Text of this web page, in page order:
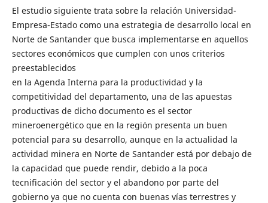
El estudio siguiente trata sobre la relación Universidad-
Empresa-Estado como una estrategia de desarrollo local en
Norte de Santander que busca implementarse en aquellos
sectores económicos que cumplen con unos criterios
preestablecidos
en la Agenda Interna para la productividad y la
competitividad del departamento, una de las apuestas
productivas de dicho documento es el sector
mineroenergético que en la región presenta un buen
potencial para su desarrollo, aunque en la actualidad la
actividad minera en Norte de Santander está por debajo de
la capacidad que puede rendir, debido a la poca
tecnificación del sector y el abandono por parte del
gobierno ya que no cuenta con buenas vías terrestres y